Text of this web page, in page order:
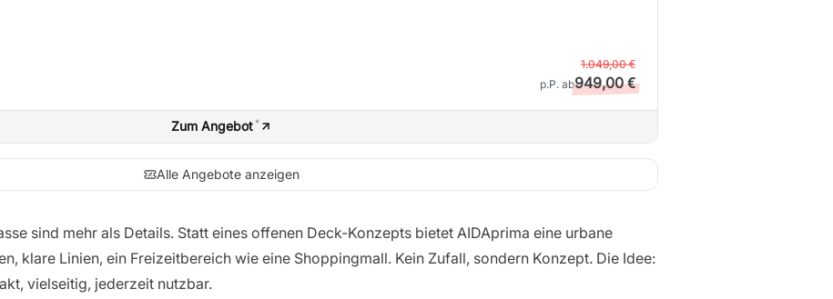
p.P. ab
1.049,00 €
949,00 €
Zum Angebot *
Alle Angebote anzeigen
sind mehr als Details. Statt eines offenen Deck-Konzepts bietet AIDAprima eine urbane
klare Linien, ein Freizeitbereich wie eine Shoppingmall. Kein Zufall, sondern Konzept. Die Idee:
vielseitig, jederzeit nutzbar.